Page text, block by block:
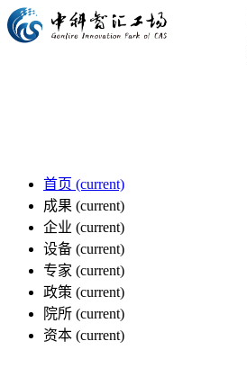
首页 (current)
成果 (current)
企业 (current)
设备 (current)
专家 (current)
政策 (current)
院所 (current)
资本 (current)